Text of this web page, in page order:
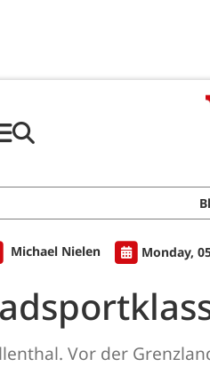
Michael Nielen Monday,
Vor der